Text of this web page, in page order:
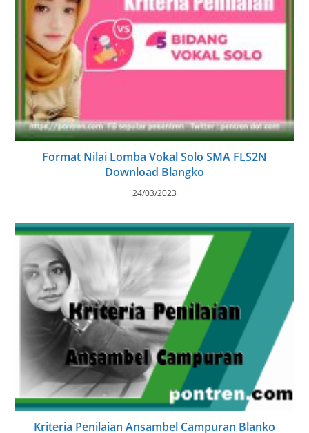
Format Nilai Lomba Vokal Solo SMA FLS2N
Download Blangko
24/03/2023
Kriteria Penilaian Ansambel Campuran Blanko